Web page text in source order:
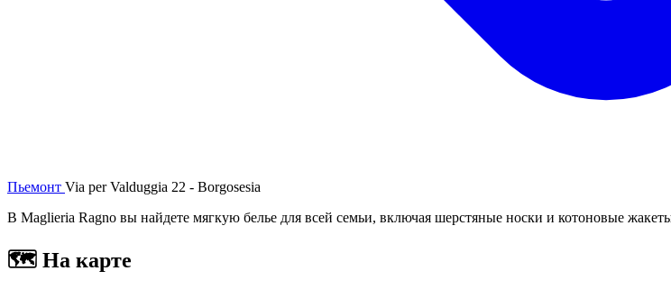
Пьемонт Via per Valduggia 22 - Borgosesia
В Maglieria Ragno вы найдете мягкую белье для всей семьи, включая шерстяные носки и котоновые
🗺 На карте